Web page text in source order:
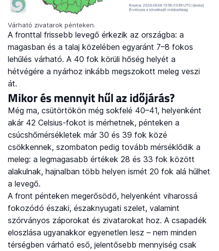
Várható zivatarok pénteken.
A fronttal frissebb levegő érkezik az országba: a
magasban és a talaj közelében egyaránt 7–8 fokos
lehűlés várható. A 40 fok körüli hőség helyét a
hétvégére a nyárhoz inkább megszokott meleg veszi
át.
Mikor és mennyit hűl az időjárás?
Még ma, csütörtökön még sokfelé 40–41, helyenként
akár 42 Celsius-fokot is mérhetnek, pénteken a
csúcshőmérsékletek már 30 és 39 fok közé
csökkennek, szombaton pedig tovább mérséklődik a
meleg: a legmagasabb értékek 28 és 33 fok között
alakulnak, hajnalban több helyen ismét 20 fok alá hűlhet
a levegő.
A front pénteken megerősödő, helyenként viharossá
fokozódó északi, északnyugati szelet, valamint
szórványos záporokat és zivatarokat hoz. A csapadék
eloszlása ugyanakkor egyenetlen lesz – nem minden
térségben várható eső, jelentősebb mennyiség csak